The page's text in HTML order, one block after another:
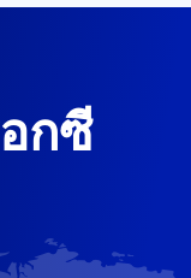
กซี